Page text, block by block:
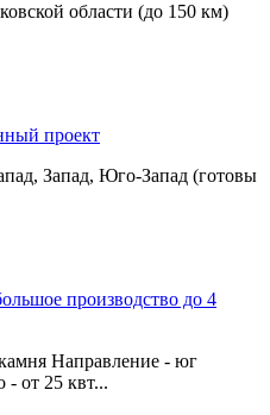
области (до 150 км)
проект
Запад, Юго-Запад (готовы
производство до 4
Направление - юг
- от 25 квт...